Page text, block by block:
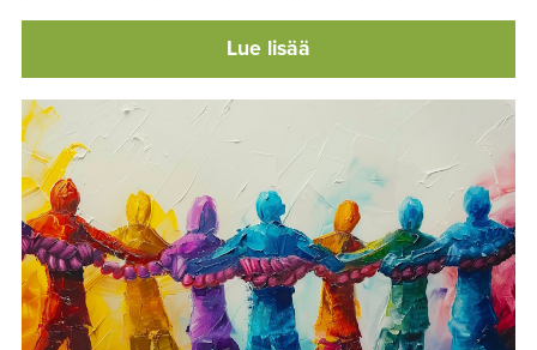
Lue lisää